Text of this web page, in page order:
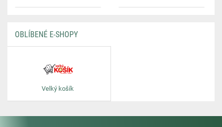
OBLÍBENÉ E-SHOPY
Velký košík